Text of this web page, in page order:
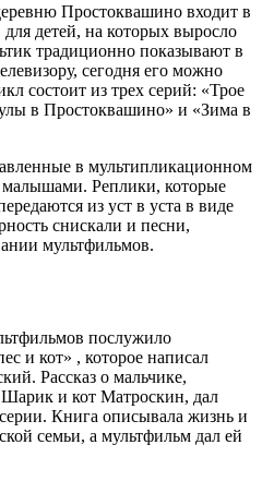
Простоквашино входит в
детей, на которых выросло
традиционно показывают в
сегодня его можно
состоит из трех серий: «Трое
в Простоквашино» и «Зима в
в мультипликационном
малышами. Реплики, которые
из уст в уста в виде
снискали и песни,
мультфильмов.
послужило
и кот» , которое написал
Рассказ о мальчике,
Шарик и кот Матроскин, дал
Книга описывала жизнь и
семьи, а мультфильм дал ей